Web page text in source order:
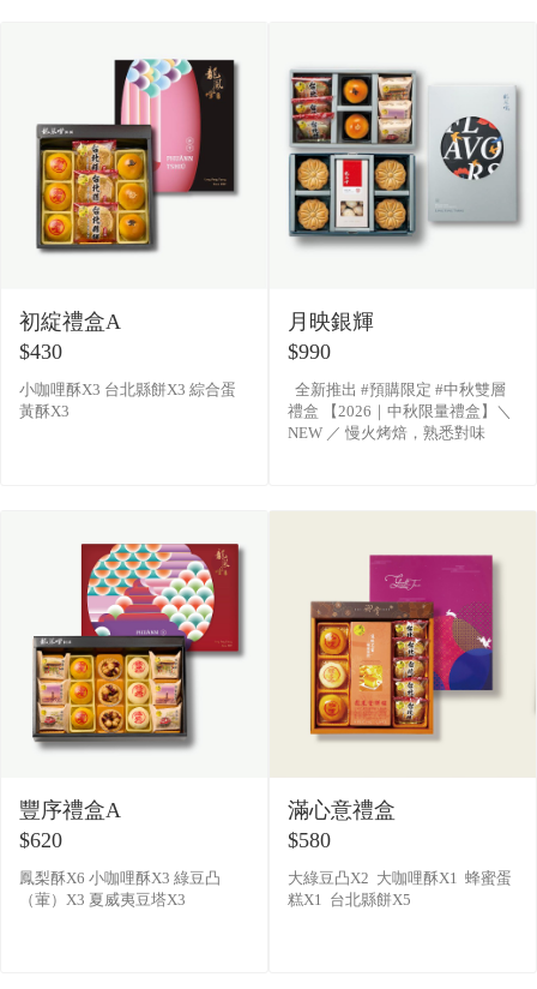
初綻禮盒A
$430
小咖哩酥X3 台北縣餅X3 綜合蛋
黃酥X3
月映銀輝
$990
全新推出 #預購限定 #中秋雙層
禮盒 【2026｜中秋限量禮盒】＼
NEW ／ 慢火烤焙，熟悉對味
豐序禮盒A
$620
鳳梨酥X6 小咖哩酥X3 綠豆凸
（葷）X3 夏威夷豆塔X3
滿心意禮盒
$580
大綠豆凸X2 大咖哩酥X1 蜂蜜蛋
糕X1 台北縣餅X5